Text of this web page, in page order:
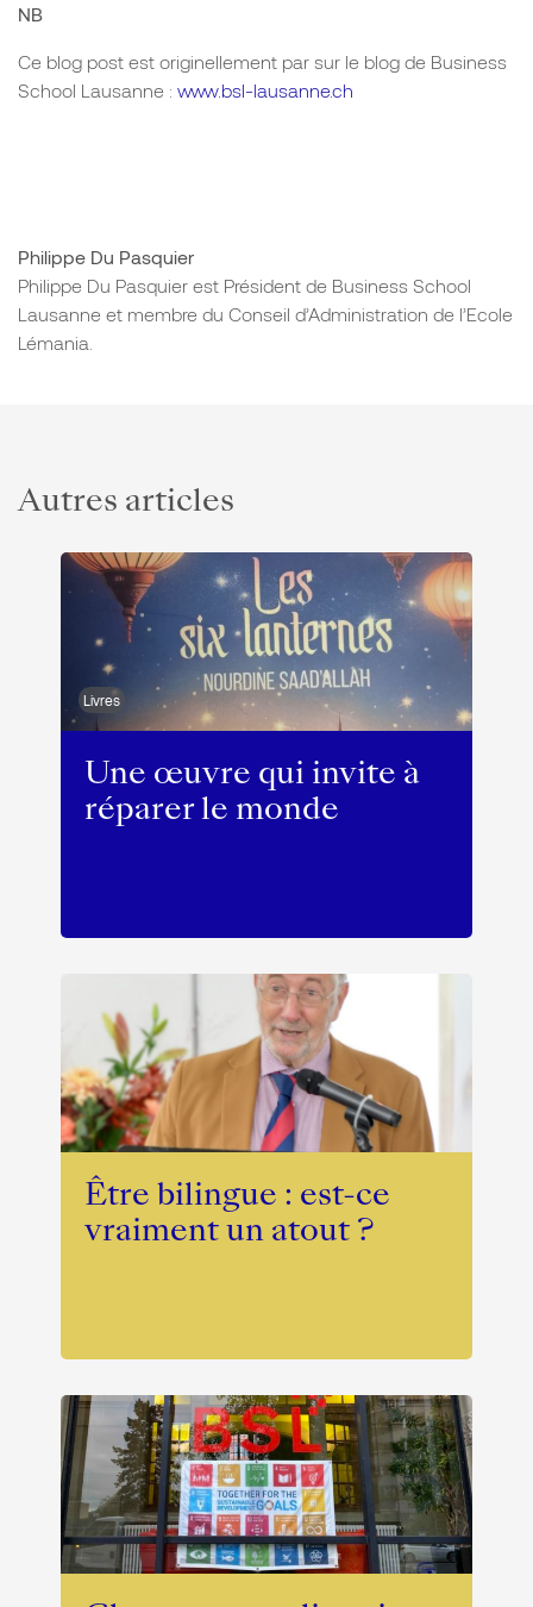
NB
Ce blog post est originellement par sur le blog de Business
School Lausanne : www.bsl-lausanne.ch
Philippe Du Pasquier
Philippe Du Pasquier est Président de Business School
Lausanne et membre du Conseil d’Administration de l’Ecole
Lémania.
Autres articles
Livres
Une œuvre qui invite à
réparer le monde
Être bilingue : est-ce
vraiment un atout ?